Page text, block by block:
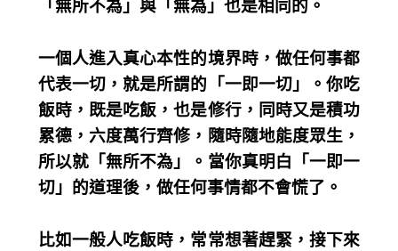
「無所不為」與「無為」也是相同的。
一個人進入真心本性的境界時，做任何事都
代表一切，就是所謂的「一即一切」。你吃
飯時，既是吃飯，也是修行，同時又是積功
累德，六度萬行齊修，隨時隨地能度眾生，
所以就「無所不為」。當你真明白「一即一
切」的道理後，做任何事情都不會慌了。
比如一般人吃飯時，常常想著趕緊，接下來